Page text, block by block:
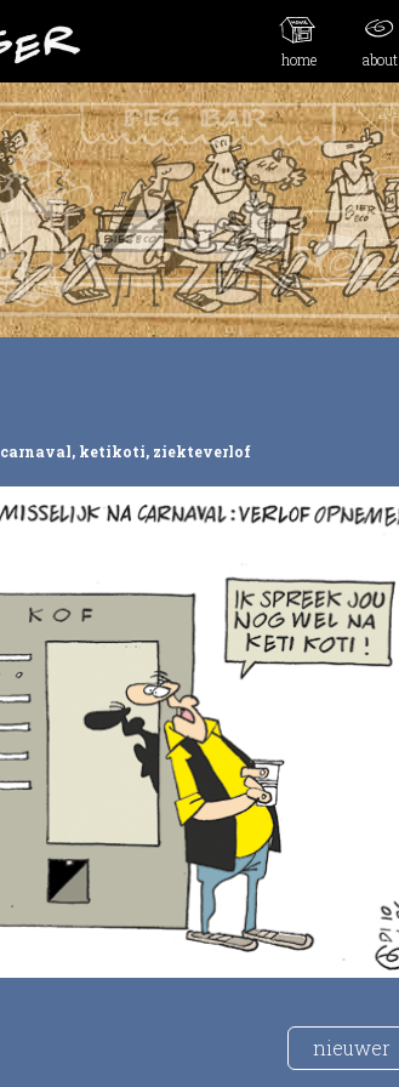
home about
carnaval, ketikoti, ziekteverlof
nieuwer